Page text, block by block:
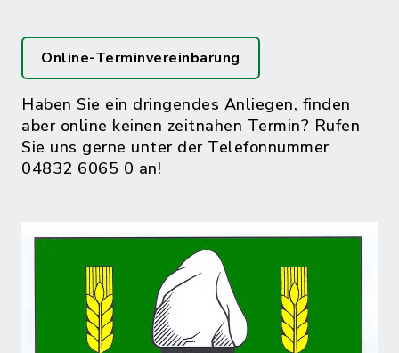
Online-Terminvereinbarung
Haben Sie ein dringendes Anliegen, finden
aber online keinen zeitnahen Termin? Rufen
Sie uns gerne unter der Telefonnummer
04832 6065 0 an!